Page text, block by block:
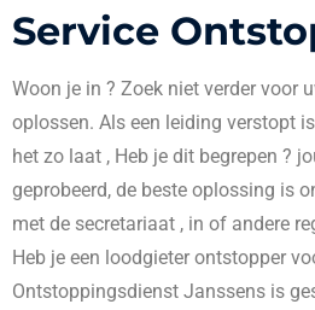
Service
Woon je in ? Zoek niet verder voor
oplossen. Als een leiding verstopt
het zo laat , Heb je dit begrepen ?
geprobeerd, de beste oplossing is
met de secretariaat , in of andere
Heb je een loodgieter ontstopper
Ontstoppingsdienst Janssens is